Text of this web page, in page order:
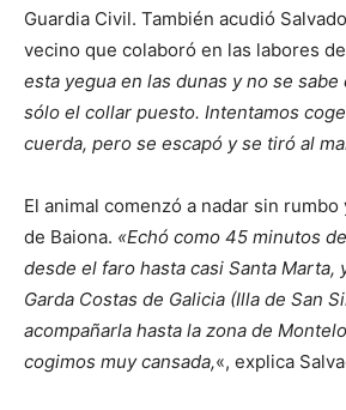
Guardia Civil. También acudió
vecino que colaboró en las labores
esta yegua en las dunas y no se
sólo el collar puesto. Intentamos
cuerda, pero se escapó y se tiró al
El animal comenzó a nadar sin
de Baiona. «Echó como 45 minutos
desde el faro hasta casi Santa Marta,
Garda Costas de Galicia (Illa de San
acompañarla hasta la zona de
cogimos muy cansada,«, explica